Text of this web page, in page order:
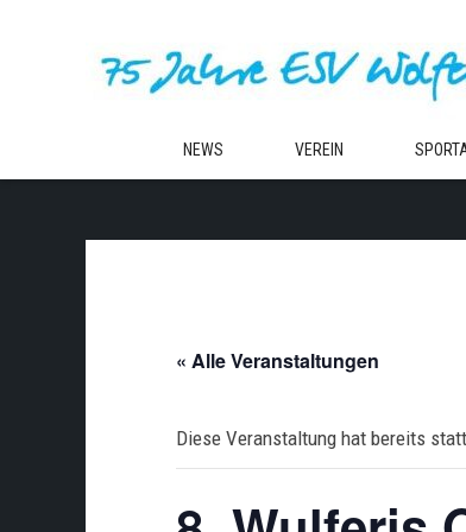
NEWS VEREIN
« Alle Veranstaltungen
Diese Veranstaltung hat bereits